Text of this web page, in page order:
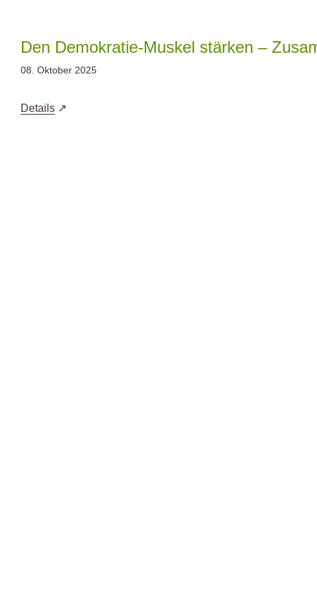
springenDen Demokratie-Muskel stärken –
08. Oktober 2025
Details